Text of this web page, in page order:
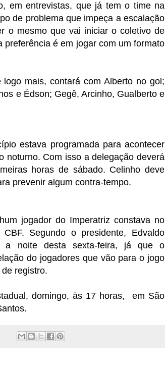
em entrevistas, que já tem o time na
de problema que impeça a escalação
o mesmo que vai iniciar o coletivo de
é em jogar com um formato
mais, contará com Alberto no gol;
e Édson; Gegê, Arcinho, Gualberto e
estava programada para acontecer
noturno. Com isso a delegação deverá
horas de sábado. Celinho deve
prevenir algum contra-tempo.
jogador do Imperatriz constava no
Segundo o presidente, Edvaldo
a noite desta sexta-feira, já que o
do jogadores que vão para o jogo
registro.
domingo, às 17 horas, em São